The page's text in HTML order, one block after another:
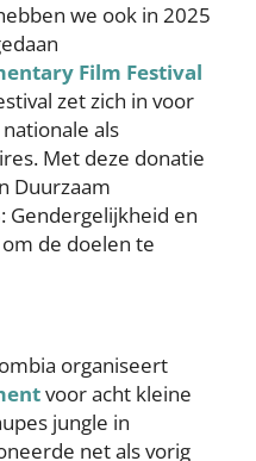
we ook in 2025
Film Festival
zet zich in voor
als
Met deze donatie
Duurzaam
Gendergelijkheid en
de doelen te
organiseert
voor acht kleine
jungle in
net als vorig